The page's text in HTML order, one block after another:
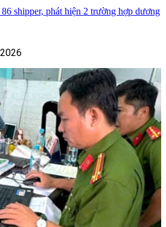
shipper, phát hiện 2 trường hợp dương